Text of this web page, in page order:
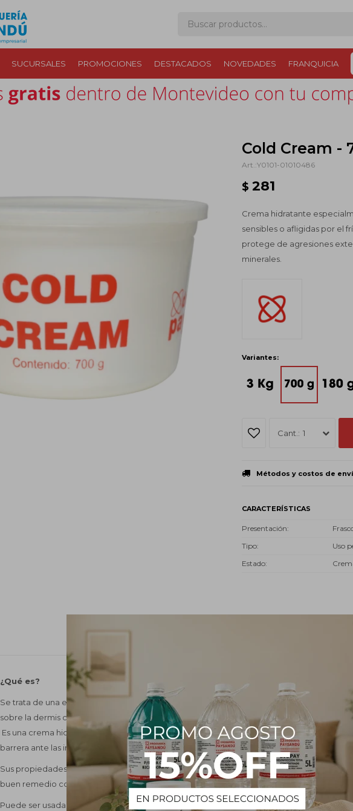
SUCURSALES PROMOCIONES DESTACADOS NOVEDADES FRANQUICIA
Cold Cream -
Y0101-01010486
$ 281
Crema hidratante
sensibles o afligidas por el
protege de agresiones
minerales.
Variantes:
1
Métodos y costos de
CARACTERÍSTICAS
Presentación
Tipo
Uso
Estado
¿Qué es?
Se trata de una emulsión de altas concentraciones de aceites minerales y ceras al agua
sobre la dermis causan una sensación fría al tacto.
Es una crema hidratante, nutritiva, reparadora y protectora que suaviza la piel, calma las
barrera ante las inclemencias del tiempo.
Sus propiedades reparadoras hacen que la crema cree una película protectora sobre la
buen remedio contra la sequedad corporal, manos agrietadas, pies secos y con durezas.
Puede ser usada como crema base, admitiendo la posibilidad de agregar otros